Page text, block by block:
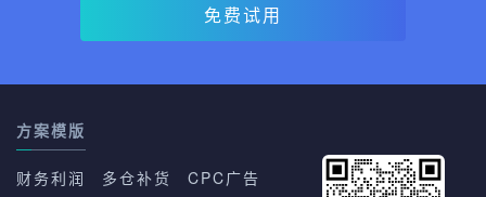
免费试用
方案模版
财务利润 多仓补货
CPC广告